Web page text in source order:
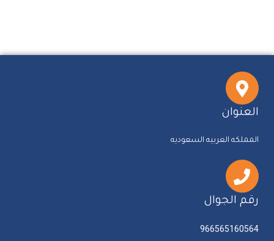
العنوان
المملكه العربيه السعوديه
رقم الجوال
966565160564